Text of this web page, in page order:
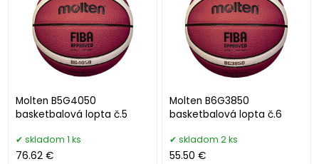
Molten B5G4050
basketbalová lopta č.5
skladom 1 ks
76.62 €
Molten B6G3850
basketbalová lopta č.6
skladom 2 ks
55.50 €